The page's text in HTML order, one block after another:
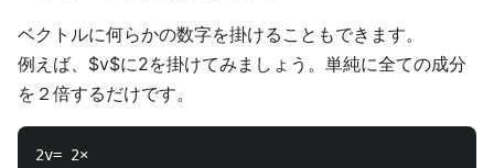
ベクトルに何らかの数字を掛けることもできます。
例えば、$v$に2を掛けてみましょう。単純に全ての成分
を２倍するだけです。
2v= 2×